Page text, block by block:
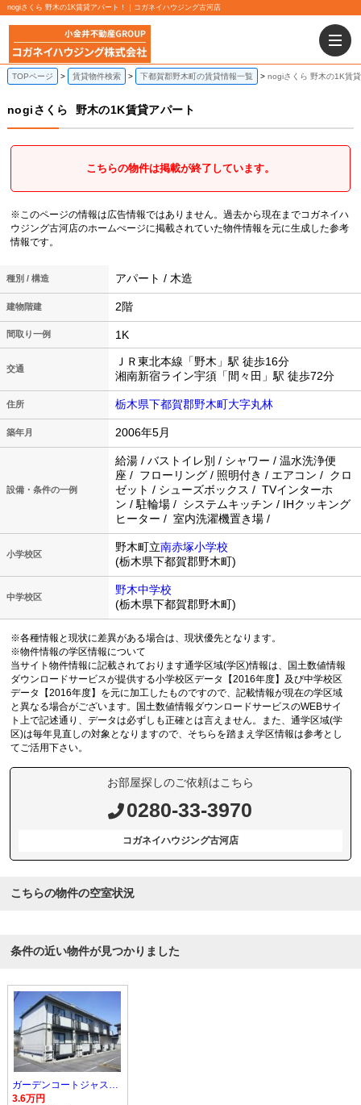
nogiさくら 野木の1K賃貸アパート！｜コガネイハウジング古河店
TOPページ 賃貸物件検索 下都賀郡野木町の賃貸情報一覧 nogiさくら 野木の1K賃
nogiさくら 野木の1K賃貸アパート
こちらの物件は掲載が終了しています。
※このページの情報は広告情報ではありません。過去から現在までコガネイハ
ウジング古河店のホームぺージに掲載されていた物件情報を元に生成した参考
情報です。
種別 / 構造 アパート / 木造
建物階建 2階
間取り一例 1K
交通
ＪＲ東北本線「野木」駅 徒歩16分
湘南新宿ライン宇須「間々田」駅 徒歩72分
住所 栃木県下都賀郡野木町大字丸林
築年月 2006年5月
設備・条件の一例
給湯 / バストイレ別 / シャワー / 温水洗浄便
座 / フローリング / 照明付き / エアコン / クロ
ゼット / シューズボックス / TVインターホ
ン / 駐輪場 / システムキッチン / IHクッキング
ヒーター / 室内洗濯機置き場 /
小学校区
野木町立南赤塚小学校
(栃木県下都賀郡野木町)
中学校区
野木中学校
(栃木県下都賀郡野木町)
※各種情報と現状に差異がある場合は、現状優先となります。
※物件情報の学区情報について
当サイト物件情報に記載されております通学区域(学区)情報は、国土数値情報
ダウンロードサービスが提供する小学校区データ【2016年度】及び中学校区
データ【2016年度】を元に加工したものですので、記載情報が現在の学区域
と異なる場合がございます。国土数値情報ダウンロードサービスのWEBサイ
ト上で記述通り、データは必ずしも正確とは言えません。また、通学区域(学
区)は毎年見直しの対象となりますので、そちらを踏まえ学区情報は参考とし
てご活用下さい。
お部屋探しのご依頼はこちら
0280-33-3970
コガネイハウジング古河店
こちらの物件の空室状況
条件の近い物件が見つかりました
ガーデンコートジャスミン A棟
3.6万円